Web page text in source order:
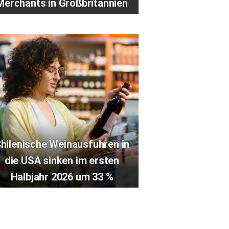
in Großbritannien
Weinausfuhren in
die USA sinken im ersten
Halbjahr 2026 um 33 %